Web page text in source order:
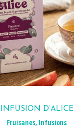
INFUSION D’ALICE
Fruisanes, Infusions